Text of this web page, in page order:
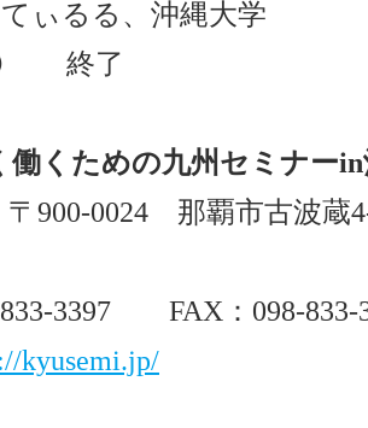
るる、沖縄大学
０ 終了
働くための九州セミナー
0024 那覇市古波蔵
3397 FAX：098-833-
kyusemi.jp/